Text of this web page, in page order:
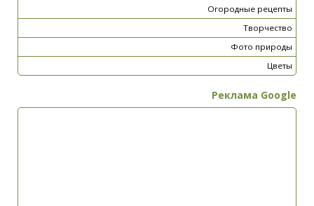
Огородные рецепты
Творчество
Фото природы
Цветы
Реклама Google